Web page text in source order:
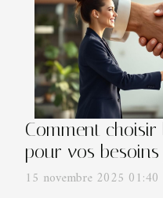
Comment choisir
pour vos
15 novembre 2025 01:40